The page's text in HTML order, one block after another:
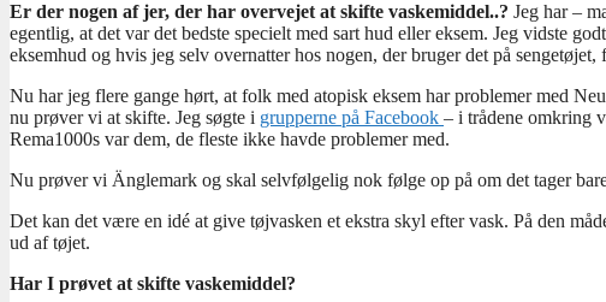
Er der nogen af jer, der har overvejet at skifte vaskemiddel..? Jeg har –
egentlig, at det var det bedste specielt med sart hud eller eksem. Jeg vidste
eksemhud og hvis jeg selv overnatter hos nogen, der bruger det på
Nu har jeg flere gange hørt, at folk med atopisk eksem har problemer med
nu prøver vi at skifte. Jeg søgte i grupperne på Facebook – i trådene omkring
Rema1000s var dem, de fleste ikke havde problemer med.
Nu prøver vi Änglemark og skal selvfølgelig nok følge op på om det tager
Det kan det være en idé at give tøjvasken et ekstra skyl efter vask. På den
ud af tøjet.
Har I prøvet at skifte vaskemiddel?